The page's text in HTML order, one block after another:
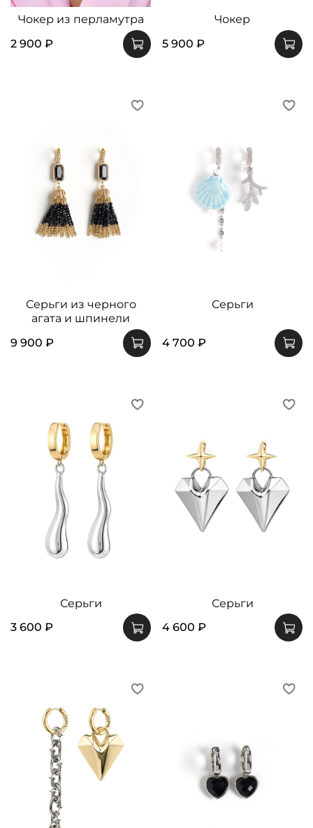
Чокер из перламутра
2 900 ₽
Чокер
5 900 ₽
Серьги из черного
агата и шпинели
9 900 ₽
Серьги
4 700 ₽
Серьги
3 600 ₽
Серьги
4 600 ₽